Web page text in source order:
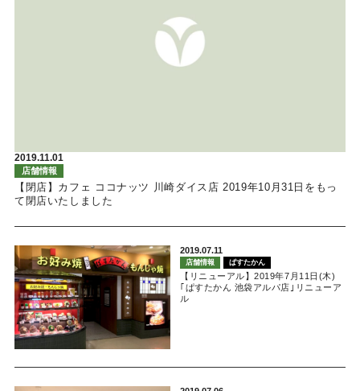
2019.11.01
店舗情報
【閉店】カフェ ココナッツ 川崎ダイス店 2019年10月31日をもっ
て閉店いたしました
2019.07.11
店舗情報 ぱすたかん
【リニューアル】2019年7月11日(木)
｢ぱすたかん 池袋アルパ店｣リニューア
ル